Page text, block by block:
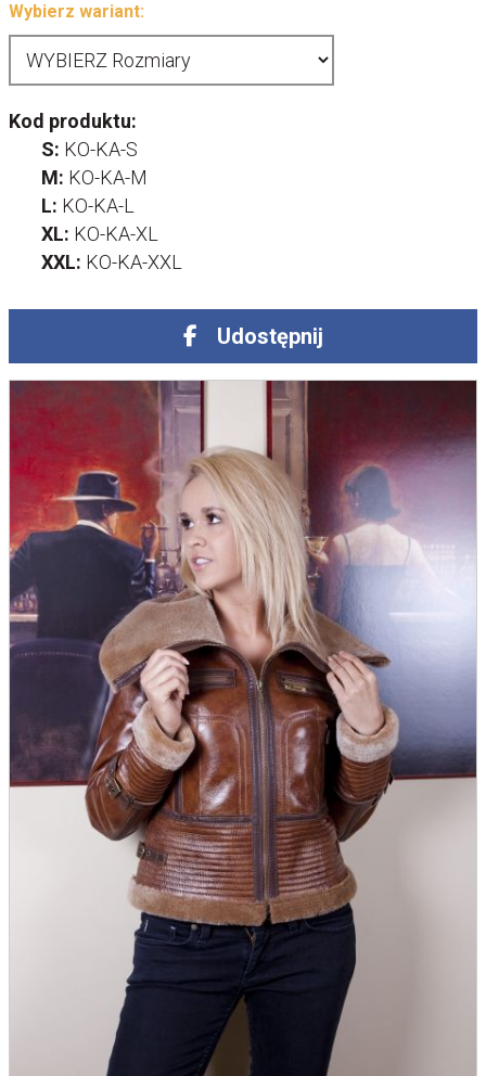
Wybierz wariant:
Kod produktu:
S: KO-KA-S
M: KO-KA-M
L: KO-KA-L
XL: KO-KA-XL
XXL: KO-KA-XXL
Udostępnij